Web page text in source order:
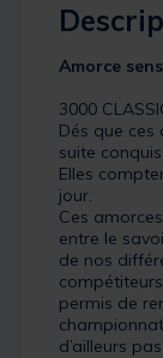
Amorce
3000
Dés que
suite
Elles
jour.
Ces
entre le
de nos
permis de
d’ailleurs